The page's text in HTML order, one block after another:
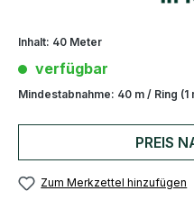
Inhalt: 40 Meter
verfügbar
Mindestabnahme: 40 m / Ring (1
PREIS
Zum Merkzettel hinzufügen